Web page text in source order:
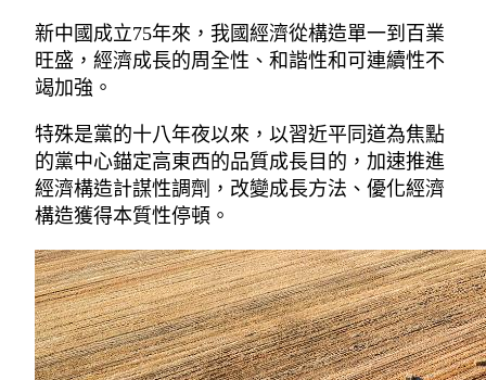
新中國成立75年來，我國經濟從構造單一到百業
旺盛，經濟成長的周全性、和諧性和可連續性不
竭加強。
特殊是黨的十八年夜以來，以習近平同道為焦點
的黨中心錨定高東西的品質成長目的，加速推進
經濟構造計謀性調劑，改變成長方法、優化經濟
構造獲得本質性停頓。